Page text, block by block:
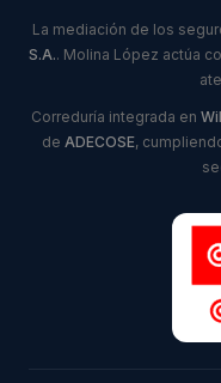
La mediación de los
S.A.. Molina López actúa
Correduría integrada en
de ADECOSE,